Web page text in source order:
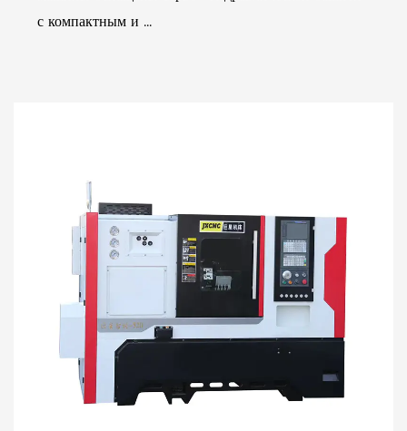
с компактным и ...